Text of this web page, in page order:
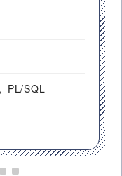
PL/SQL